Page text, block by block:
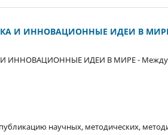
И ИННОВАЦИОННЫЕ ИДЕИ В
ИННОВАЦИОННЫЕ ИДЕИ В МИРЕ -
научных, методических,